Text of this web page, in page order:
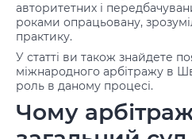
авторитетних і
роками опрацьовану,
практику.
У статті ви також знайдете
міжнародного арбітражу в
роль в даному процесі.
Чому